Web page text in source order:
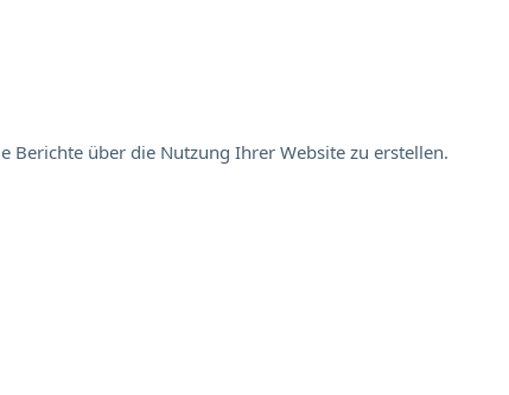
über die Nutzung Ihrer Website zu erstellen.